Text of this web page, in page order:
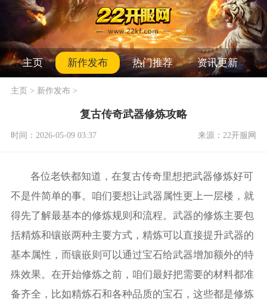
主页 新作发布 热门推荐 资讯更新
主页> 新作发布>
复古传奇武器修炼攻略
时间：2026-05-09 03:37 来源：22开服网
各位老铁都知道，在复古传奇里想把武器修炼好可
不是件简单的事。咱们要想让武器属性更上一层楼，就
得先了解最基本的修炼规则和流程。武器的修炼主要包
括精炼和镶嵌两种主要方式，精炼可以直接提升武器的
基本属性，而镶嵌则可以通过宝石给武器增加额外的特
殊效果。在开始修炼之前，咱们最好把需要的材料都准
备齐全，比如精炼石和各种品质的宝石，这些都是修炼